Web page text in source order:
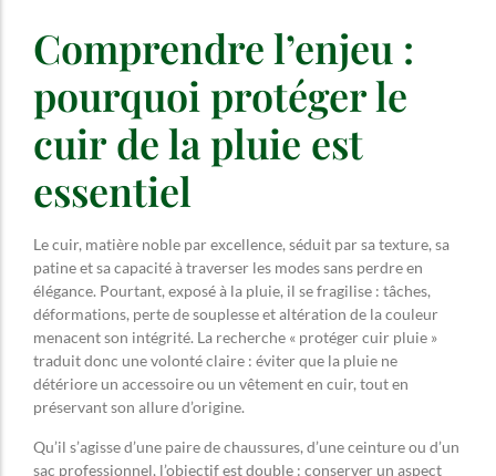
Comprendre l’enjeu :
pourquoi protéger le
cuir de la pluie est
essentiel
Le cuir, matière noble par excellence, séduit par sa texture, sa
patine et sa capacité à traverser les modes sans perdre en
élégance. Pourtant, exposé à la pluie, il se fragilise : tâches,
déformations, perte de souplesse et altération de la couleur
menacent son intégrité. La recherche « protéger cuir pluie »
traduit donc une volonté claire : éviter que la pluie ne
détériore un accessoire ou un vêtement en cuir, tout en
préservant son allure d’origine.
Qu’il s’agisse d’une paire de chaussures, d’une ceinture ou d’un
sac professionnel, l’objectif est double : conserver un aspect